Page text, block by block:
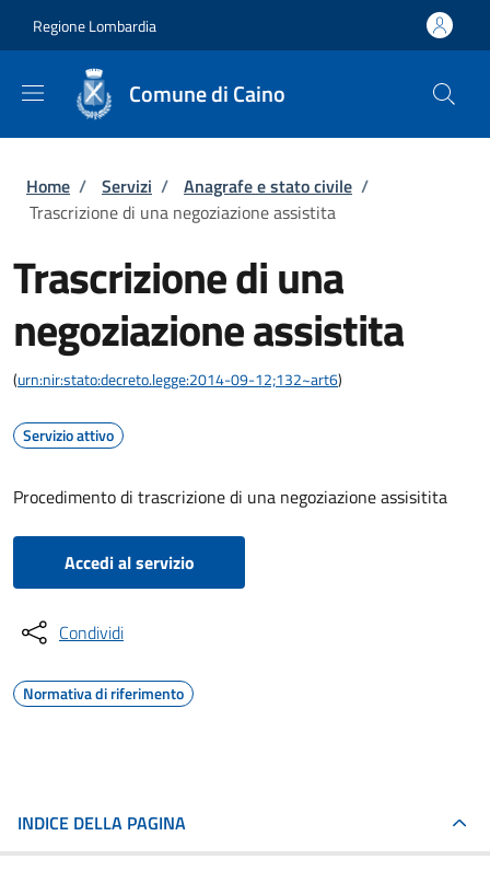
Regione Lombardia
Comune di Caino
Briciole di pane
Home / Servizi / Anagrafe e stato civile /
Trascrizione di una negoziazione assistita
Trascrizione di una
negoziazione assistita
(urn:nir:stato:decreto.legge:2014-09-12;132~art6)
Servizio attivo
Procedimento di trascrizione di una negoziazione assisitita
Accedi al servizio
Condividi
Normativa di riferimento
INDICE DELLA PAGINA